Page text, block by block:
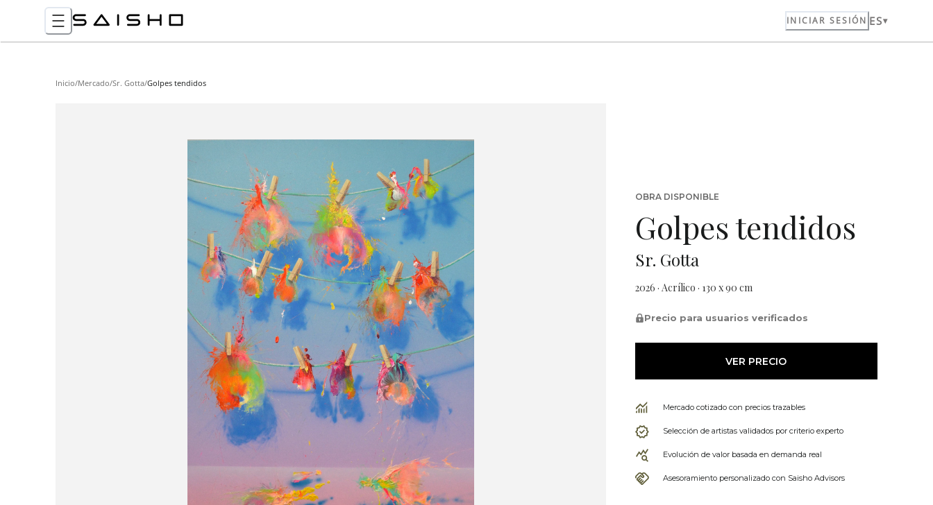
INICIAR SESIÓN ES
Inicio/Mercado/Sr. Gotta/Golpes tendidos
OBRA DISPONIBLE
Golpes tendidos
Sr. Gotta
2026 · Acrílico · 130 x 90 cm
Precio para usuarios verificados
VER PRECIO
Mercado cotizado con precios trazables
Selección de artistas validados por criterio experto
Evolución de valor basada en demanda real
Asesoramiento personalizado con Saisho Advisors